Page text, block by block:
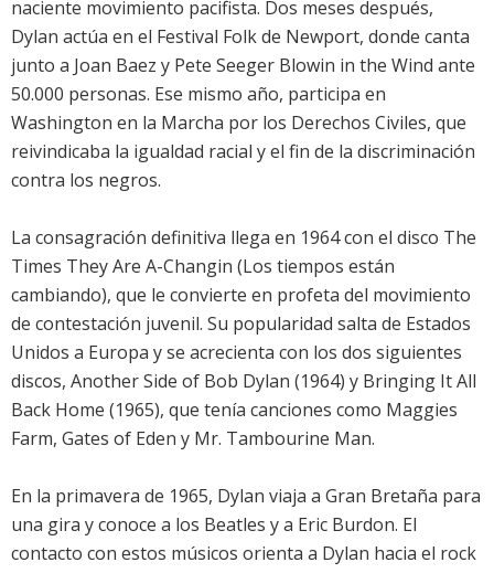
naciente movimiento pacifista. Dos meses después,
Dylan actúa en el Festival Folk de Newport, donde canta
junto a Joan Baez y Pete Seeger Blowin in the Wind ante
50.000 personas. Ese mismo año, participa en
Washington en la Marcha por los Derechos Civiles, que
reivindicaba la igualdad racial y el fin de la discriminación
contra los negros.
La consagración definitiva llega en 1964 con el disco The
Times They Are A-Changin (Los tiempos están
cambiando), que le convierte en profeta del movimiento
de contestación juvenil. Su popularidad salta de Estados
Unidos a Europa y se acrecienta con los dos siguientes
discos, Another Side of Bob Dylan (1964) y Bringing It All
Back Home (1965), que tenía canciones como Maggies
Farm, Gates of Eden y Mr. Tambourine Man.
En la primavera de 1965, Dylan viaja a Gran Bretaña para
una gira y conoce a los Beatles y a Eric Burdon. El
contacto con estos músicos orienta a Dylan hacia el rock